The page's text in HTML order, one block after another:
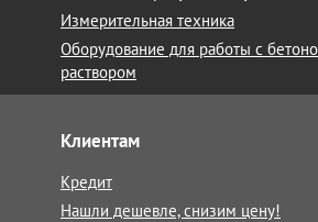
Измерительная техника
Оборудование для работы с
раствором
Клиентам
Кредит
Нашли дешевле, снизим цену!